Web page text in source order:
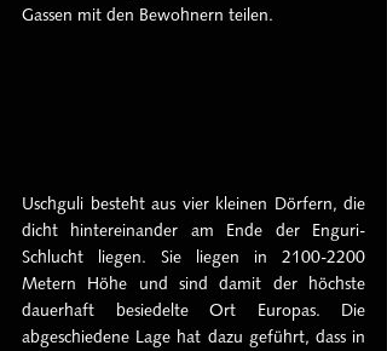
Gassen mit den Bewohnern teilen.
Uschguli besteht aus vier kleinen Dörfern, die
dicht hintereinander am Ende der Enguri-
Schlucht liegen. Sie liegen in 2100-2200
Metern Höhe und sind damit der höchste
dauerhaft besiedelte Ort Europas. Die
abgeschiedene Lage hat dazu geführt, dass in